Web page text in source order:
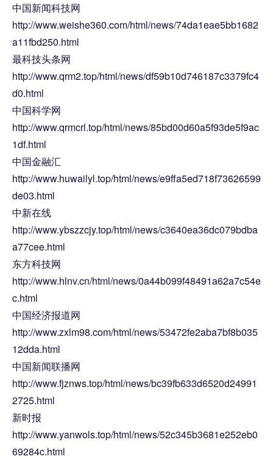
中国新闻科技网
http://www.weishe360.com/html/news/74da1eae5bb1682
a11fbd250.html
最科技头条网
http://www.qrm2.top/html/news/df59b10d746187c3379fc4
d0.html
中国科学网
http://www.qrmcrl.top/html/news/85bd00d60a5f93de5f9ac
1df.html
中国金融汇
http://www.huwailyl.top/html/news/e9ffa5ed718f73626599
de03.html
中新在线
http://www.ybszzcjy.top/html/news/c3640ea36dc079bdba
a77cee.html
东方科技网
http://www.hlnv.cn/html/news/0a44b099f48491a62a7c54e
c.html
中国经济报道网
http://www.zxlm98.com/html/news/53472fe2aba7bf8b035
12dda.html
中国新闻联播网
http://www.fjznws.top/html/news/bc39fb633d6520d24991
2725.html
新时报
http://www.yanwols.top/html/news/52c345b3681e252eb0
69284c.html